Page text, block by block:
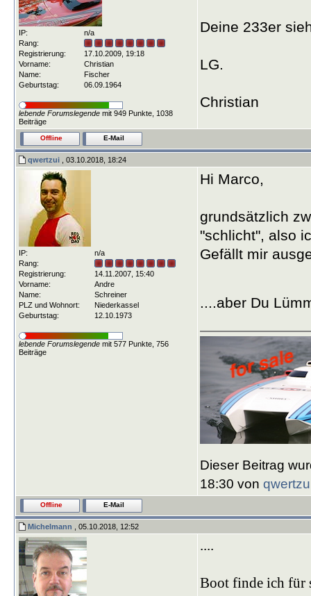
IP:
n/a
Rang:
Registrierung:
17.10.2009, 19:18
Vorname:
Christian
Name:
Fischer
Geburtstag:
06.09.1964
lebende Forumslegende mit 949 Punkte, 1038
Beiträge
Deine 233er
LG.
Christian
Offline E-Mail
qwertzui , 03.10.2018, 18:24
IP:
n/a
Rang:
Registrierung:
14.11.2007, 15:40
Vorname:
Andre
Name:
Schreiner
PLZ und Wohnort:
Niederkassel
Geburtstag:
12.10.1973
lebende Forumslegende mit 577 Punkte, 756
Beiträge
Hi Marco,
grundsätzlich
"schlicht", also
Gefällt mir
....aber Du
Dieser Beitrag
18:30 von
Offline E-Mail
Michelmann , 05.10.2018, 12:52
....
Boot finde ich für